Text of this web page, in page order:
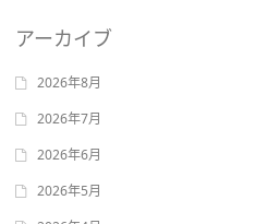
アーカイブ
2026年8月
2026年7月
2026年6月
2026年5月